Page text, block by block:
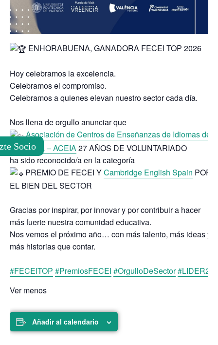
ENHORABUENA, GANADORA FECEI TOP 2026
Hoy celebramos la excelencia.
Celebramos el compromiso.
Celebramos a quienes elevan nuestro sector cada día.
Nos llena de orgullo anunciar que
Asociación de Centros de Enseñanzas de Idiomas de
Andalucía – ACEIA27 AÑOS DE VOLUNTARIADO
ha sido reconocido/a en la categoría
PREMIO DE FECEI YCambridge English Spain POR
EL BIEN DEL SECTOR
Gracias por inspirar, por innovar y por contribuir a hacer
más fuerte nuestra comunidad educativa.
Nos vemos el próximo año… con más talento, más ideas y
más historias que contar.
#FECEITOP #PremiosFECEI #OrgulloDeSector#LIDER26
Ver menos
Añadir al calendario
Socio